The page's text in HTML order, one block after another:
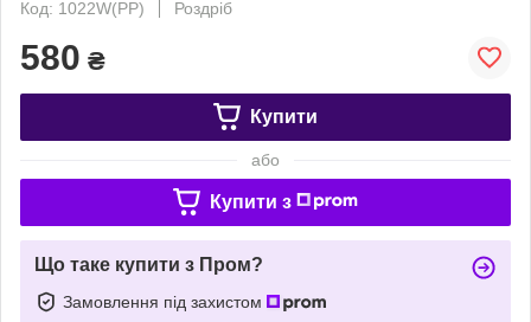
Код: 1022W(РР)
Роздріб
580 ₴
Купити
або
Купити з
Що таке купити з Пром?
Замовлення під захистом